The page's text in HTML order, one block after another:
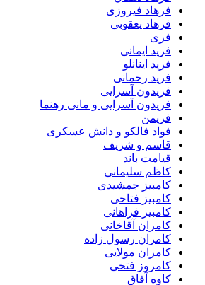
فرهاد فیروزی
فرهاد یعقوبی
فری
فرید ایمانی
فرید اینانلو
فرید رحمانی
فریدون آسرایی
فریدون آسرایی و مانی رهنما
فریمن
فواد فالکو و دانش عسکری
قاسم و شریف
قیامت باند
کاظم سلیمانی
کامبیز جمشیدی
کامبیز فتاحی
کامبیز فراهانی
کامران آقاخانی
کامران رسول زاده
کامران مولایی
کامروز فتحی
کاوه آفاق